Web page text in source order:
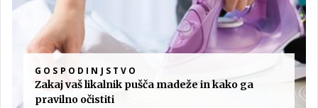
GOSPODINJSTVO
Zakaj vaš likalnik pušča madeže in kako ga
pravilno očistiti